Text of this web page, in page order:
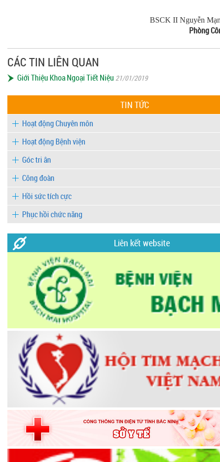
BSCK II Nguyễn Mạnh
Phòng
CÁC TIN LIÊN QUAN
Giới Thiệu Khoa Ngoại Tiết Niệu 21/01/2019
TIN TỨC
Hoạt động Chuyên môn
Hoạt động Bệnh viện
Góc tri ân
Công đoàn
Hồi sức tích cực
Phục hồi chức năng
Liên kết website